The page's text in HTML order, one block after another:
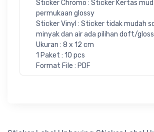
Sticker Chromo : Sticker Kertas
permukaan glossy
Sticker Vinyl : Sticker tidak mudah
minyak dan air ada pilihan doft/
Ukuran : 8 x 12 cm
1 Paket : 10 pcs
Format File : PDF